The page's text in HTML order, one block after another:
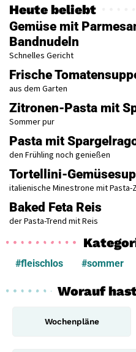
Heute beliebt
Gemüse mit
Bandnudeln
Schnelles Gericht
Frische
aus dem Garten
Zitronen-Pasta mit
Sommer pur
Pasta mit
den Frühling noch genießen
Tortellini-
italienische Minestrone mit Pasta-
Baked Feta Reis
der Pasta-Trend mit Reis
#fleischlos #sommer
Worauf
Wochenpläne